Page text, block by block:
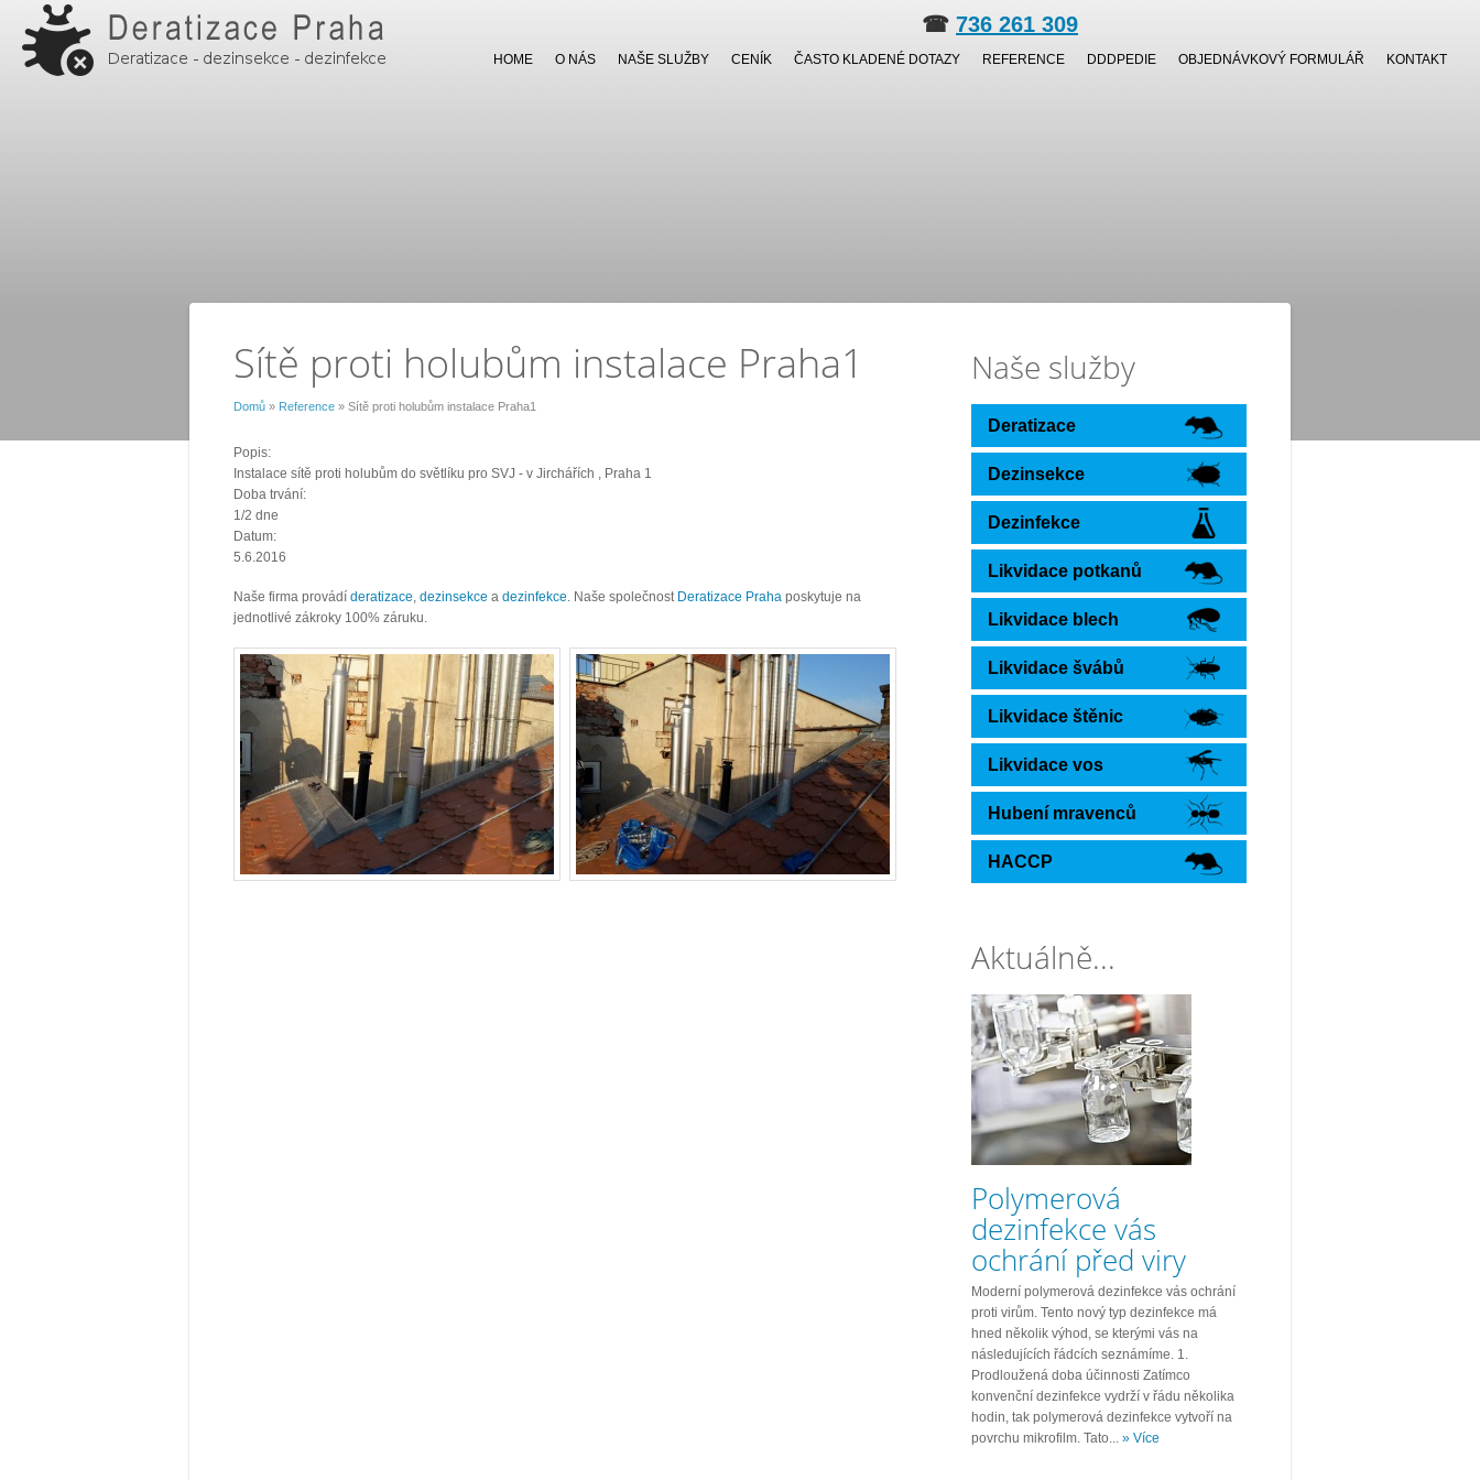
☎ 736 261 309
HOME O NÁS NAŠE SLUŽBY CENÍK ČASTO KLADENÉ DOTAZY REFERENCE DDDPEDIE OBJEDNÁVKOVÝ FORMULÁŘ KONTAKT
Sítě proti holubům instalace Praha1
Domů » Reference » Sítě proti holubům instalace Praha1
Popis:
Instalace sítě proti holubům do světlíku pro SVJ - v Jirchářích , Praha 1
Doba trvání:
1/2 dne
Datum:
5.6.2016
Naše firma provádí deratizace dezinsekce a dezinfekce . Naše společnost Deratizace Praha poskytuje na
jednotlivé zákroky 100% záruku.
Naše služby
Deratizace
Dezinsekce
Dezinfekce
Likvidace potkanů
Likvidace blech
Likvidace švábů
Likvidace štěnic
Likvidace vos
Hubení mravenců
HACCP
Aktuálně...
Polymerová
dezinfekce vás
ochrání před viry
Moderní polymerová dezinfekce vás ochrání
proti virům. Tento nový typ dezinfekce má
hned několik výhod, se kterými vás na
následujících řádcích seznámíme. 1.
Prodloužená doba účinnosti Zatímco
konvenční dezinfekce vydrží v řádu několika
hodin, tak polymerová dezinfekce vytvoří na
povrchu mikrofilm. Tato... » Více